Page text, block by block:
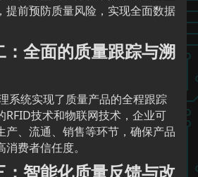
提前预防质量风险，实现全面数据
全面的质量跟踪与溯
系统实现了质量产品的全程跟踪
RFID技术和物联网技术，企业可
产、流通、销售等环节，确保产品
费者信任度。
智能化质量反馈与改